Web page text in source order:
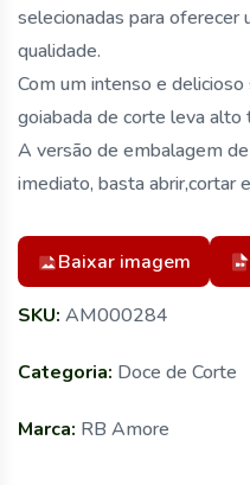
selecionadas para oferecer
qualidade.
Com um intenso e
goiabada de corte leva alto
A versão de embalagem
imediato, basta abrir,cortar
Baixar imagem
SKU: AM000284
Categoria: Doce de Corte
Marca: RB Amore